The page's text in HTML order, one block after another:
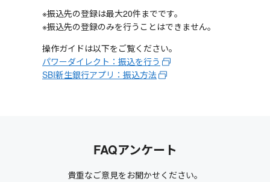
※振込先の登録は最大20件までです。
※振込先の登録のみを行うことはできません。
操作ガイドは以下をご覧ください。
パワーダイレクト：振込を行う
SBI新生銀行アプリ：振込方法
FAQアンケート
貴重なご意見をお聞かせください。